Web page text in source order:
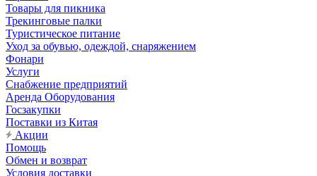
Товары для пикника
Трекинговые палки
Туристическое питание
Уход за обувью, одеждой, снаряжением
Фонари
Услуги
Снабжение предприятий
Аренда Оборудования
Госзакупки
Поставки из Китая
Акции
Помощь
Обмен и возврат
Условия доставки